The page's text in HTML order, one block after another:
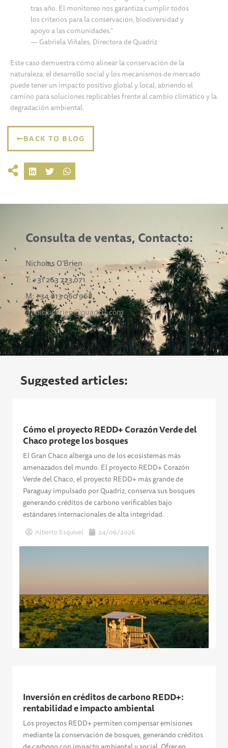
tras año. El monitoreo nos garantiza cumplir todos
los criterios para la conservación, biodiversidad y
apoyo a las comunidades.”
— Gabriela Viñales, Directora de Quadriz
Este caso demuestra cómo alinear la conservación de la
naturaleza, el desarrollo social y los mecanismos de mercado
puede tener un impacto positivo global y local, abriendo el
camino para soluciones replicables frente al cambio climático y la
degradación ambiental.
BACK TO BLOG
Consulta de ventas, Contacto:
Nicholas O’Brien
T: +31 263 723 071
M: +34 613 060 968
E:nick.obrien@quadriz.com
Suggested articles:
Cómo el proyecto REDD+ Corazón Verde del
Chaco protege los bosques
El Gran Chaco alberga uno de los ecosistemas más
amenazados del mundo. El proyecto REDD+ Corazón
Verde del Chaco, el proyecto REDD+ más grande de
Paraguay impulsado por Quadriz, conserva sus bosques
generando créditos de carbono verificables bajo
estándares internacionales de alta integridad.
Alberto Esquivel 24/06/2026
Inversión en créditos de carbono REDD+:
rentabilidad e impacto ambiental
Los proyectos REDD+ permiten compensar emisiones
mediante la conservación de bosques, generando créditos